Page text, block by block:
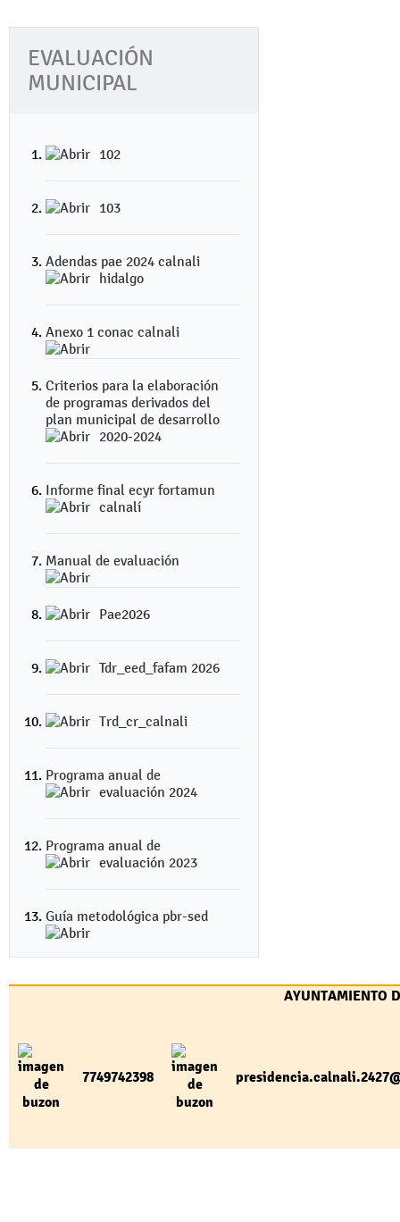
EVALUACIÓN
MUNICIPAL
102
103
Adendas pae 2024 calnali
hidalgo
Anexo 1 conac calnali
Criterios para la elaboración
de programas derivados del
plan municipal de desarrollo
2020-2024
Informe final ecyr fortamun
calnalí
Manual de evaluación
Pae2026
Tdr_eed_fafam 2026
Trd_cr_calnali
Programa anual de
evaluación 2024
Programa anual de
evaluación 2023
Guía metodológica pbr-sed
AYUNTAMIENTO
7749742398